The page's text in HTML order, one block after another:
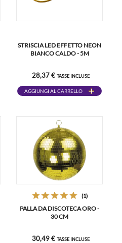
STRISCIA LED EFFETTO NEON
BIANCO CALDO - 5M
28,37 € TASSE INCLUSE
AGGIUNGI AL CARRELLO
(1)
PALLA DA DISCOTECA ORO -
30 CM
30,49 € TASSE INCLUSE